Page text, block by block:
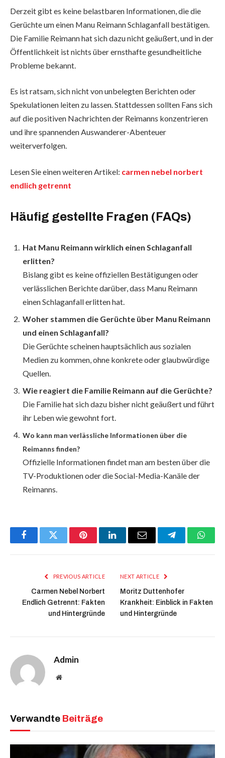
Derzeit gibt es keine belastbaren Informationen, die die
Gerüchte um einen Manu Reimann Schlaganfall bestätigen.
Die Familie Reimann hat sich dazu nicht geäußert, und in der
Öffentlichkeit ist nichts über ernsthafte gesundheitliche
Probleme bekannt.
Es ist ratsam, sich nicht von unbelegten Berichten oder
Spekulationen leiten zu lassen. Stattdessen sollten Fans sich
auf die positiven Nachrichten der Reimanns konzentrieren
und ihre spannenden Auswanderer-Abenteuer
weiterverfolgen.
Lesen Sie einen weiteren Artikel: carmen nebel norbert
endlich getrennt
Häufig gestellte Fragen (FAQs)
Hat Manu Reimann wirklich einen Schlaganfall
erlitten?
Bislang gibt es keine offiziellen Bestätigungen oder
verlässlichen Berichte darüber, dass Manu Reimann
einen Schlaganfall erlitten hat.
Woher stammen die Gerüchte über Manu Reimann
und einen Schlaganfall?
Die Gerüchte scheinen hauptsächlich aus sozialen
Medien zu kommen, ohne konkrete oder glaubwürdige
Quellen.
Wie reagiert die Familie Reimann auf die Gerüchte?
Die Familie hat sich dazu bisher nicht geäußert und führt
ihr Leben wie gewohnt fort.
Wo kann man verlässliche Informationen über die
Reimanns finden?
Offizielle Informationen findet man am besten über die
TV-Produktionen oder die Social-Media-Kanäle der
Reimanns.
FacebookTwitter PinterestLinkedInEmail Telegram
PREVIOUS ARTICLE
Carmen Nebel Norbert
Endlich Getrennt: Fakten
und Hintergründe
NEXT ARTICLE
Moritz Duttenhofer
Krankheit: Einblick in Fakten
und Hintergründe
Admin
Website
Verwandte Beiträge